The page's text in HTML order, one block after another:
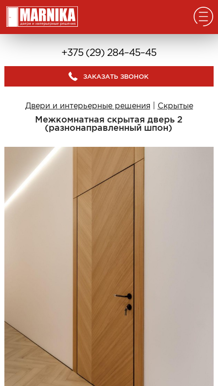
Входные двери
В дом с окном
В дом без окна
Современные в квартиру
С отделкой из дерева
С декоративными панелями
С зеркалом
Шпонированные
Стеклянные/зеркальные
Двери-книги
+375 (29) 284–45–45
ЗАКАЗАТЬ ЗВОНОК
Двери и интерьерные решения Скрытые
Межкомнатная скрытая дверь 2
(разнонаправленный шпон)